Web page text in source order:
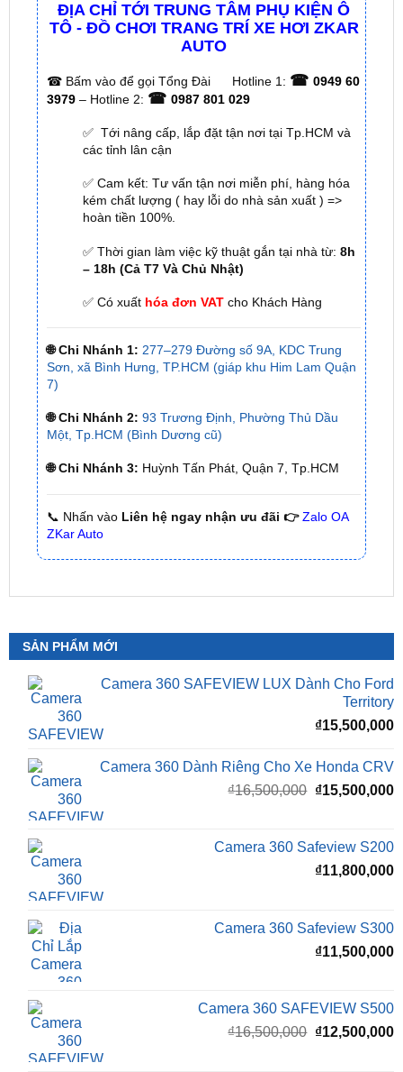
ĐỊA CHỈ TỚI TRUNG TÂM PHỤ KIỆN Ô
TÔ - ĐỒ CHƠI TRANG TRÍ XE HƠI ZKAR
AUTO
☎Bấm vào để gọi Tổng Đài Hotline 1: ☎ 0949 60
3979 – Hotline 2: ☎ 0987 801 029
✅ Tới nâng cấp, lắp đặt tận nơi tại Tp.HCM và
các tỉnh lân cận
✅ Cam kết: Tư vấn tận nơi miễn phí, hàng hóa
kém chất lượng ( hay lỗi do nhà sản xuất ) =>
hoàn tiền 100%.
✅ Thời gian làm việc kỹ thuật gắn tại nhà từ: 8h
– 18h (Cả T7 Và Chủ Nhật)
✅ Có xuất hóa đơn VATcho Khách Hàng
🌐 Chi Nhánh 1: 277–279 Đường số 9A, KDC Trung
Sơn, xã Bình Hưng, TP.HCM (giáp khu Him Lam Quận
7)
🌐 Chi Nhánh 2: 93 Trương Định, Phường Thủ Dầu
Một, Tp.HCM (Bình Dương cũ)
🌐 Chi Nhánh 3: Huỳnh Tấn Phát, Quận 7, Tp.HCM
📞 Nhấn vàoLiên hệ ngay nhận ưu đãi 👉 Zalo OA
ZKar Auto
SẢN PHẨM MỚI
Camera 360 SAFEVIEW LUX Dành Cho Ford
Territory
₫15,500,000
Camera 360 Dành Riêng Cho Xe Honda CRV
₫16,500,000 Giá
₫16,500,000.
₫15,500,000
Camera 360 Safeview S200
₫11,800,000
Camera 360 Safeview S300
₫11,500,000
Camera 360 SAFEVIEW S500
₫16,500,000 Giá
₫12,500,000